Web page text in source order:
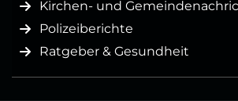
Kirchen- und
Polizeiberichte
Ratgeber & Gesundheit